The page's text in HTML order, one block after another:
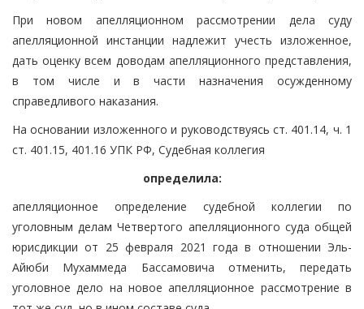
При новом апелляционном рассмотрении дела суду
апелляционной инстанции надлежит учесть изложенное,
дать оценку всем доводам апелляционного представления,
в том числе и в части назначения осужденному
справедливого наказания.
На основании изложенного и руководствуясь ст. 401.14, ч. 1
ст. 401.15, 401.16 УПК РФ, Судебная коллегия
определила:
апелляционное определение судебной коллегии по
уголовным делам Четвертого апелляционного суда общей
юрисдикции от 25 февраля 2021 года в отношении Эль-
Айюби Мухаммеда Бассамовича отменить, передать
уголовное дело на новое апелляционное рассмотрение в